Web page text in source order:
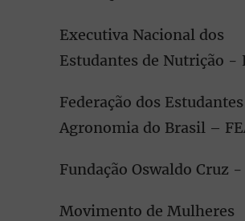
Executiva Nacional dos
Estudantes de Nutrição -
Federação dos
Agronomia do Brasil –
Fundação Oswaldo Cruz
Movimento de Mulheres